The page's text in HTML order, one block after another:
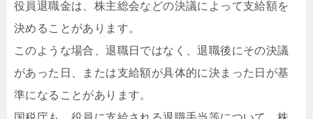
役員退職金は、株主総会などの決議によって支給額を
決めることがあります。
このような場合、退職日ではなく、退職後にその決議
があった日、または支給額が具体的に決まった日が基
準になることがあります。